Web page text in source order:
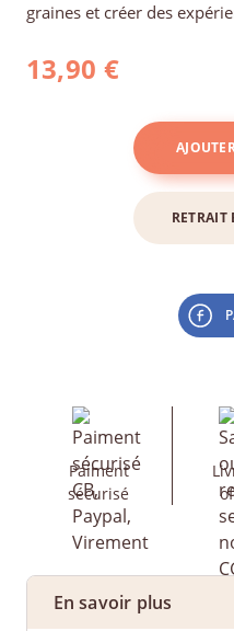
graines et créer des
13,90 €
RETRAIT
Paiment
sécurisé
En savoir plus